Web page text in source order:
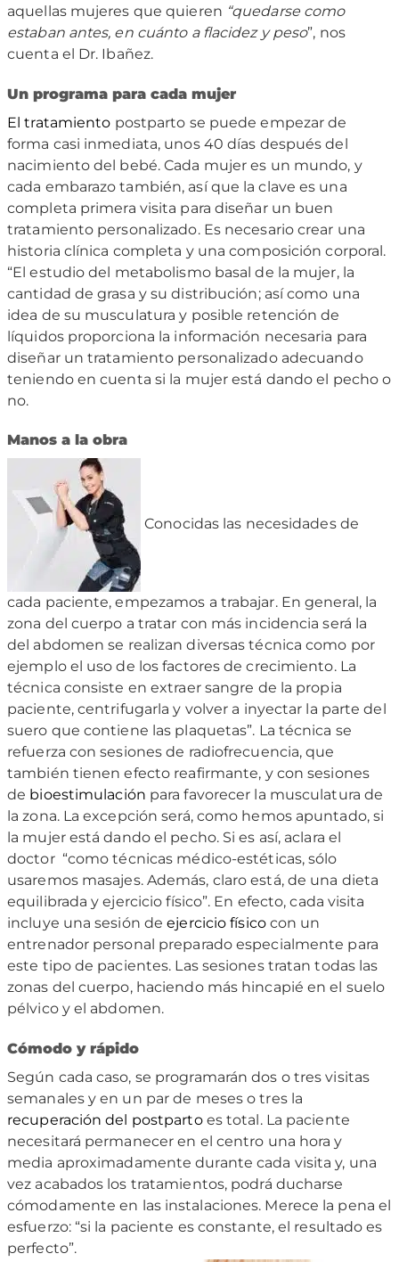
aquellas mujeres que quieren “quedarse como
estaban antes, en cuánto a flacidez y peso”, nos
cuenta el Dr. Ibañez.
Un programa para cada mujer
El tratamiento postparto se puede empezar de
forma casi inmediata, unos 40 días después del
nacimiento del bebé. Cada mujer es un mundo, y
cada embarazo también, así que la clave es una
completa primera visita para diseñar un buen
tratamiento personalizado. Es necesario crear una
historia clínica completa y una composición corporal.
“El estudio del metabolismo basal de la mujer, la
cantidad de grasa y su distribución; así como una
idea de su musculatura y posible retención de
líquidos proporciona la información necesaria para
diseñar un tratamiento personalizado adecuando
teniendo en cuenta si la mujer está dando el pecho o
no.
Manos a la obra
Conocidas las necesidades de
cada paciente, empezamos a trabajar. En general, la
zona del cuerpo a tratar con más incidencia será la
del abdomen se realizan diversas técnica como por
ejemplo el uso de los factores de crecimiento. La
técnica consiste en extraer sangre de la propia
paciente, centrifugarla y volver a inyectar la parte del
suero que contiene las plaquetas”. La técnica se
refuerza con sesiones de radiofrecuencia, que
también tienen efecto reafirmante, y con sesiones
de bioestimulación para favorecer la musculatura de
la zona. La excepción será, como hemos apuntado, si
la mujer está dando el pecho. Si es así, aclara el
doctor “como técnicas médico-estéticas, sólo
usaremos masajes. Además, claro está, de una dieta
equilibrada y ejercicio físico”. En efecto, cada visita
incluye una sesión deejercicio físicocon un
entrenador personal preparado especialmente para
este tipo de pacientes. Las sesiones tratan todas las
zonas del cuerpo, haciendo más hincapié en el suelo
pélvico y el abdomen.
Cómodo y rápido
Según cada caso, se programarán dos o tres visitas
semanales y en un par de meses o tres la
recuperación del postpartoes total. La paciente
necesitará permanecer en el centro una hora y
media aproximadamente durante cada visita y, una
vez acabados los tratamientos, podrá ducharse
cómodamente en las instalaciones. Merece la pena el
esfuerzo: “si la paciente es constante, el resultado es
perfecto”.